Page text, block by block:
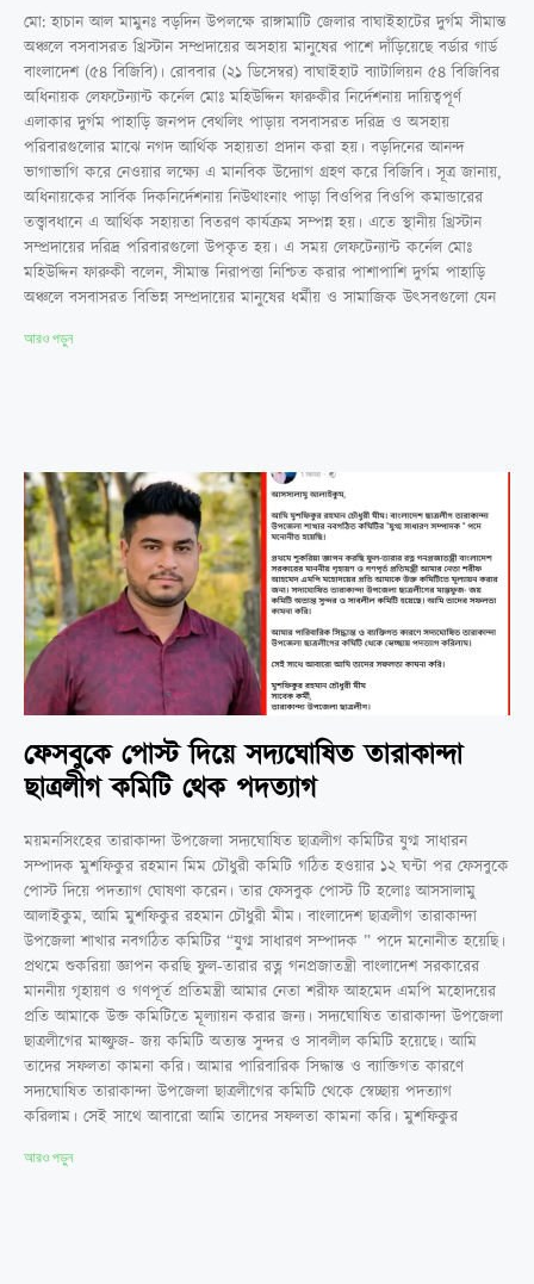
মো: হাচান আল মামুনঃ বড়দিন উপলক্ষে রাঙ্গামাটি জেলার বাঘাইহাটের দুর্গম সীমান্ত
অঞ্চলে বসবাসরত খ্রিস্টান সম্প্রদায়ের অসহায় মানুষের পাশে দাঁড়িয়েছে বর্ডার গার্ড
বাংলাদেশ (৫৪ বিজিবি)। রোববার (২১ ডিসেম্বর) বাঘাইহাট ব্যাটালিয়ন ৫৪ বিজিবির
অধিনায়ক লেফটেন্যান্ট কর্নেল মোঃ মহিউদ্দিন ফারুকীর নির্দেশনায় দায়িত্বপূর্ণ
এলাকার দুর্গম পাহাড়ি জনপদ বেথলিং পাড়ায় বসবাসরত দরিদ্র ও অসহায়
পরিবারগুলোর মাঝে নগদ আর্থিক সহায়তা প্রদান করা হয়। বড়দিনের আনন্দ
ভাগাভাগি করে নেওয়ার লক্ষ্যে এ মানবিক উদ্যোগ গ্রহণ করে বিজিবি। সূত্র জানায়,
অধিনায়কের সার্বিক দিকনির্দেশনায় নিউথাংনাং পাড়া বিওপির বিওপি কমান্ডারের
তত্ত্বাবধানে এ আর্থিক সহায়তা বিতরণ কার্যক্রম সম্পন্ন হয়। এতে স্থানীয় খ্রিস্টান
সম্প্রদায়ের দরিদ্র পরিবারগুলো উপকৃত হয়। এ সময় লেফটেন্যান্ট কর্নেল মোঃ
মহিউদ্দিন ফারুকী বলেন, সীমান্ত নিরাপত্তা নিশ্চিত করার পাশাপাশি দুর্গম পাহাড়ি
অঞ্চলে বসবাসরত বিভিন্ন সম্প্রদায়ের মানুষের ধর্মীয় ও সামাজিক উৎসবগুলো যেন
আরও পড়ুন
ফেসবুকে পোস্ট দিয়ে সদ্যঘোষিত তারাকান্দা
ছাত্রলীগ কমিটি থেক পদত্যাগ
ময়মনসিংহের তারাকান্দা উপজেলা সদ্যঘোষিত ছাত্রলীগ কমিটির যুগ্ম সাধারন
সম্পাদক মুশফিকুর রহমান মিম চৌধুরী কমিটি গঠিত হওয়ার ১২ ঘন্টা পর ফেসবুকে
পোস্ট দিয়ে পদত্যাগ ঘোষণা করেন। তার ফেসবুক পোস্ট টি হলোঃ আসসালামু
আলাইকুম, আমি মুশফিকুর রহমান চৌধুরী মীম। বাংলাদেশ ছাত্রলীগ তারাকান্দা
উপজেলা শাখার নবগঠিত কমিটির “যুগ্ম সাধারণ সম্পাদক ” পদে মনোনীত হয়েছি।
প্রথমে শুকরিয়া জ্ঞাপন করছি ফুল-তারার রত্ন গনপ্রজাতন্ত্রী বাংলাদেশ সরকারের
মাননীয় গৃহায়ণ ও গণপূর্ত প্রতিমন্ত্রী আমার নেতা শরীফ আহমেদ এমপি মহোদয়ের
প্রতি আমাকে উক্ত কমিটিতে মূল্যায়ন করার জন্য। সদ্যঘোষিত তারাকান্দা উপজেলা
ছাত্রলীগের মাহ্ফুজ- জয় কমিটি অত্যন্ত সুন্দর ও সাবলীল কমিটি হয়েছে। আমি
তাদের সফলতা কামনা করি। আমার পারিবারিক সিদ্ধান্ত ও ব্যাক্তিগত কারণে
সদ্যঘোষিত তারাকান্দা উপজেলা ছাত্রলীগের কমিটি থেকে স্বেচ্ছায় পদত্যাগ
করিলাম। সেই সাথে আবারো আমি তাদের সফলতা কামনা করি। মুশফিকুর
আরও পড়ুন